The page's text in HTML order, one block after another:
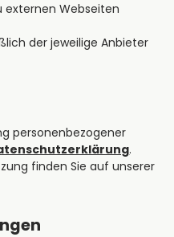
externen Webseiten
der jeweilige Anbieter
personenbezogener
.
finden Sie auf unserer